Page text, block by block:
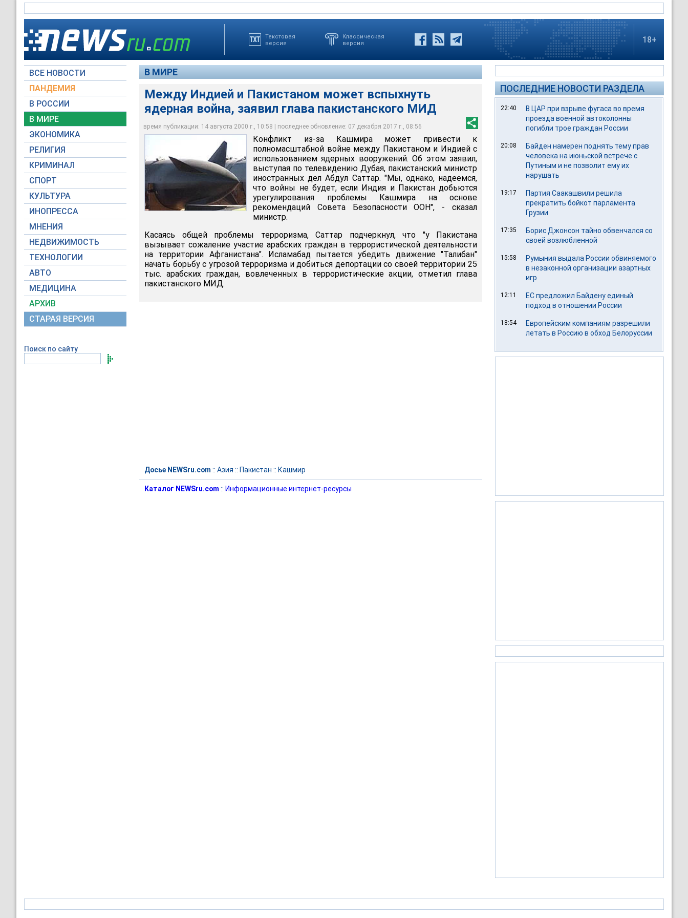
Текстовая
версия
Классическая
версия
18+
ВСЕ НОВОСТИ
ПАНДЕМИЯ
В РОССИИ
В МИРЕ
ЭКОНОМИКА
РЕЛИГИЯ
КРИМИНАЛ
СПОРТ
КУЛЬТУРА
ИНОПРЕССА
МНЕНИЯ
НЕДВИЖИМОСТЬ
ТЕХНОЛОГИИ
АВТО
МЕДИЦИНА
АРХИВ
СТАРАЯ ВЕРСИЯ
Поиск по сайту
В МИРЕ
Между Индией и Пакистаном может вспыхнуть
ядерная война, заявил глава пакистанского МИД
время публикации: 14 августа 2000 г., 10:58 | последнее обновление: 07 декабря 2017 г., 08:56
Конфликт из-за Кашмира может привести к полномасштабной войне между
Пакистаном и Индией с использованием ядерных вооружений
Конфликт из-за Кашмира может привести к
полномасштабной войне между Пакистаном и Индией с
использованием ядерных вооружений. Об этом заявил,
выступая по телевидению Дубая, пакистанский министр
иностранных дел Абдул Саттар. "Мы, однако, надеемся,
что войны не будет, если Индия и Пакистан добьются
урегулирования проблемы Кашмира на основе
рекомендаций Совета Безопасности ООН", - сказал
министр.
Касаясь общей проблемы терроризма, Саттар подчеркнул, что "у Пакистана
вызывает сожаление участие арабских граждан в террористической деятельности
на территории Афганистана". Исламабад пытается убедить движение "Талибан"
начать борьбу с угрозой терроризма и добиться депортации со своей территории 25
тыс. арабских граждан, вовлеченных в террористические акции, отметил глава
пакистанского МИД.
Досье NEWSru.com :: Азия :: Пакистан :: Кашмир
Каталог NEWSru.com :: Информационные интернет-ресурсы
ПОСЛЕДНИЕ НОВОСТИ РАЗДЕЛА
22:40
В ЦАР при взрыве фугаса во время
проезда военной автоколонны
погибли трое граждан России
20:08
Байден намерен поднять тему прав
человека на июньской встрече с
Путиным и не позволит ему их
нарушать
19:17
Партия Саакашвили решила
прекратить бойкот парламента
Грузии
17:35
Борис Джонсон тайно обвенчался со
своей возлюбленной
15:58
Румыния выдала России обвиняемого
в незаконной организации азартных
игр
12:11
ЕС предложил Байдену единый
подход в отношении России
18:54
Европейским компаниям разрешили
летать в Россию в обход Белоруссии